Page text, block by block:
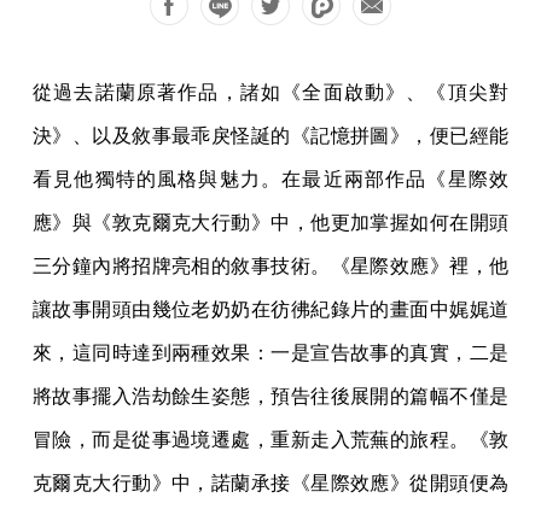
從過去諾蘭原著作品，諸如《全面啟動》、《頂尖對
決》、以及敘事最乖戾怪誕的《記憶拼圖》，便已經能
看見他獨特的風格與魅力。在最近兩部作品《星際效
應》與《敦克爾克大行動》中，他更加掌握如何在開頭
三分鐘內將招牌亮相的敘事技術。《星際效應》裡，他
讓故事開頭由幾位老奶奶在彷彿紀錄片的畫面中娓娓道
來，這同時達到兩種效果：一是宣告故事的真實，二是
將故事擺入浩劫餘生姿態，預告往後展開的篇幅不僅是
冒險，而是從事過境遷處，重新走入荒蕪的旅程。《敦
克爾克大行動》中，諾蘭承接《星際效應》從開頭便為